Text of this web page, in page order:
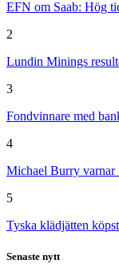
EFN om Saab: Hög
2
Lundin Minings
3
Fondvinnare med
4
Michael Burry varnar
5
Tyska klädjätten
Senaste nytt